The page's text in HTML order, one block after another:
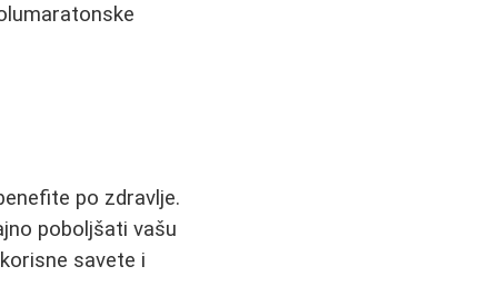
po zdravlje.
poboljšati vašu
savete i